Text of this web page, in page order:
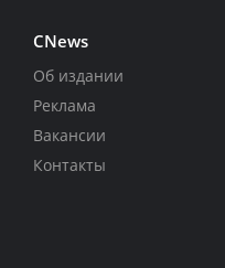
CNews
Об издании
Реклама
Вакансии
Контакты